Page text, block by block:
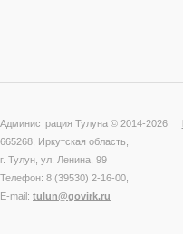
Администрация Тулуна © 2014-2026
665268, Иркутская область,
г. Тулун, ул. Ленина, 99
Телефон: 8 (39530) 2-16-00,
E-mail: tulun@govirk.ru